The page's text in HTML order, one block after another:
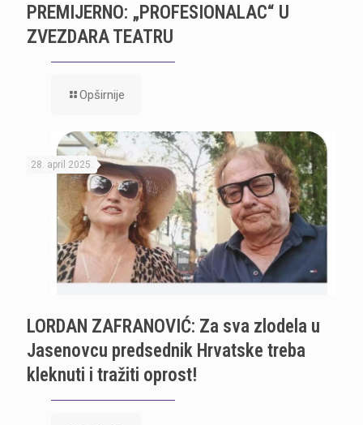
PREMIJERNO: „PROFESIONALAC“ U
ZVEZDARA TEATRU
Opširnije
28. april 2025.
LORDAN ZAFRANOVIĆ: Za sva zlodela u
Jasenovcu predsednik Hrvatske treba
kleknuti i tražiti oprost!